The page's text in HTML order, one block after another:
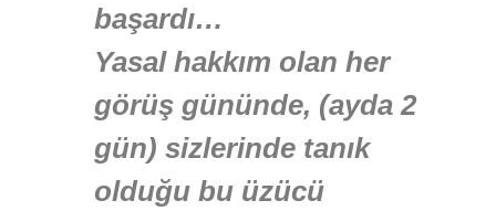
başardı…
Yasal hakkım olan her
görüş gününde, (ayda 2
gün) sizlerinde tanık
olduğu bu üzücü